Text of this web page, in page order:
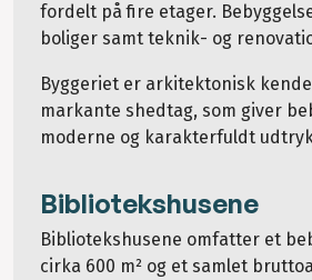
fordelt på fire etager.
boliger samt teknik- og
Byggeriet er arkitektonisk
markante shedtag, som giver
moderne og karakterfuldt
Bibliotekshusene
Bibliotekshusene omfatter et
cirka 600 m² og et samlet